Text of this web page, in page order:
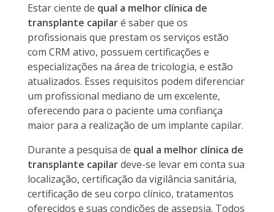
Estar ciente de qual a melhor clínica de
transplante capilaré saber que os
profissionais que prestam os serviços estão
com CRM ativo, possuem certificações e
especializações na área de tricologia, e estão
atualizados. Esses requisitos podem diferenciar
um profissional mediano de um excelente,
oferecendo para o paciente uma confiança
maior para a realização de um implante capilar.
Durante a pesquisa de qual a melhor clínica de
transplante capilardeve-se levar em conta sua
localização, certificação da vigilância sanitária,
certificação de seu corpo clínico, tratamentos
oferecidos e suas condições de assepsia. Todos